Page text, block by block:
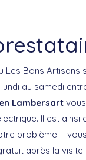
Les Bons
au samedi
Lambersart
Il est ainsi
problème. Il
après la